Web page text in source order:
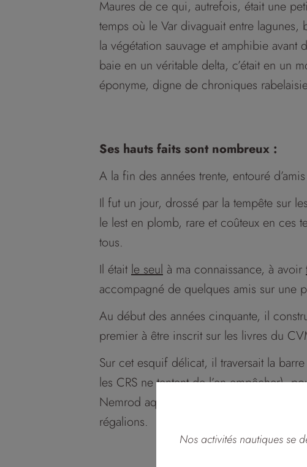
Maures de ce qui, autrefois, était une
temps où le Var divaguait entre lagunes,
la végétation sauvage et amphibie avant
baie en un véritable delta, c’était en un
éponyme, digne de chroniques
Ses hauts faits sont nombreux :
A la fin des années trente, entouré
Il fut un jour, drossé par la tempête sur
le lest en plomb, rare et coûteux en ces
tous.
Il était le seul à ma connaissance, à avoir
accompagné de quelques amis sur une
Au début des années cinquante, il
premier à être inscrit sur les livres du
Sur cet esquif délicat, il traversait la
les CRS ne tentent de l’en empêcher),
Nemrod aquatique il en ramenait à
régalions.
Nos activités nautiques se